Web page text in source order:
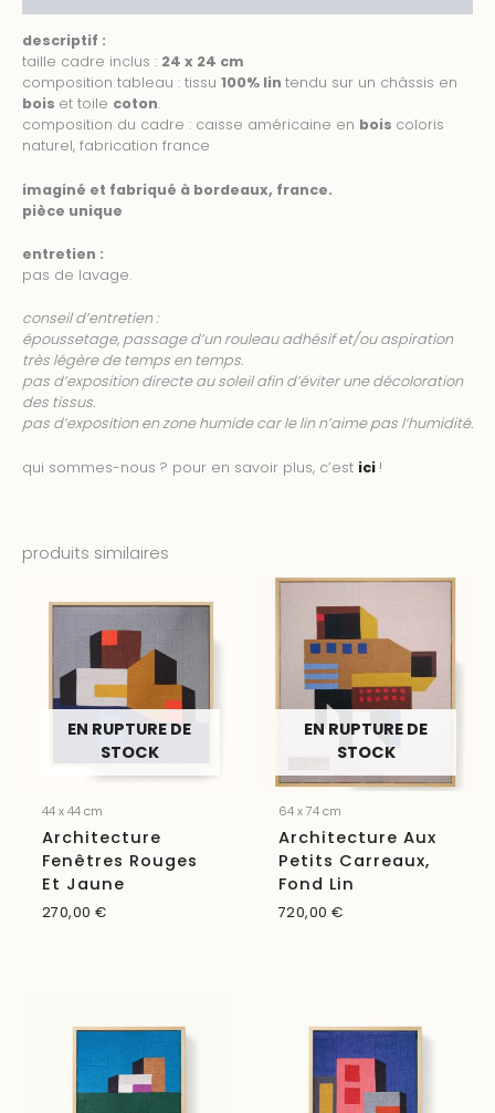
descriptif :
taille cadre inclus : 24 x 24 cm
composition tableau : tissu 100% lin tendu sur un châssis en
bois et toile coton.
composition du cadre : caisse américaine en bois coloris
naturel, fabrication france
imaginé et fabriqué à bordeaux, france.
pièce unique
entretien :
pas de lavage.
conseil d’entretien :
époussetage, passage d’un rouleau adhésif et/ou aspiration
très légère de temps en temps.
pas d’exposition directe au soleil afin d’éviter une décoloration
des tissus.
pas d’exposition en zone humide car le lin n’aime pas l’humidité.
qui sommes-nous ? pour en savoir plus, c’est ici !
produits similaires
EN RUPTURE DE
STOCK
44 x 44 cm
Architecture
Fenêtres Rouges
Et Jaune
270,00 €
EN RUPTURE DE
STOCK
64 x 74 cm
Architecture Aux
Petits Carreaux,
Fond Lin
720,00 €